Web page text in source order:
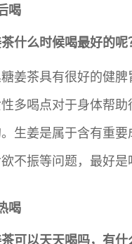
喝
什么时候喝最好的呢
姜茶具有很好的健
多喝点对于身体帮
生姜是属于含有重
不振等问题，最好是
喝
可以天天喝吗，有什